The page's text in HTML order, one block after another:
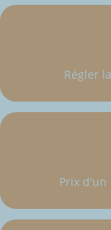
Régler
Prix d'un